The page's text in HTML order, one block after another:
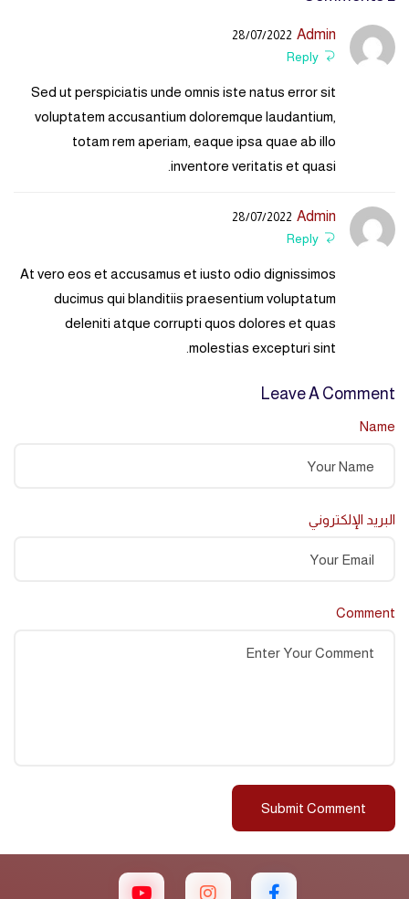
Admin
28/07/2022
Reply
Sed ut perspiciatis unde omnis iste natus error sit
voluptatem accusantium doloremque laudantium,
totam rem aperiam, eaque ipsa quae ab illo
inventore veritatis et quasi.
Admin
28/07/2022
Reply
At vero eos et accusamus et iusto odio dignissimos
ducimus qui blanditiis praesentium voluptatum
deleniti atque corrupti quos dolores et quas
molestias excepturi sint.
Leave A Comment
Name
البريد الإلكتروني
Comment